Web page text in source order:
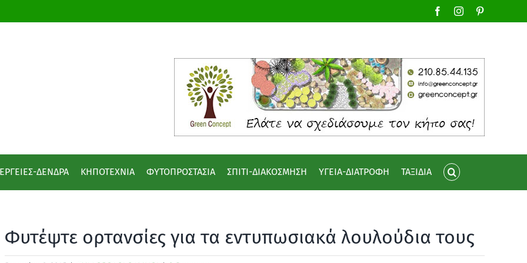
FacebookInstagram
ΔΕΝΔΡΑ ΚΗΠΟΤΕΧΝΙΑ ΦΥΤΟΠΡΟΣΤΑΣΙΑ ΣΠΙΤΙ-ΔΙΑΚΟΣΜΗΣΗ ΥΓΕΙΑ-ΔΙΑΤΡΟΦΗ ΤΑΞΙΔΙΑ
Φυτέψτε ορτανσίες για τα εντυπωσιακά λουλούδια τους